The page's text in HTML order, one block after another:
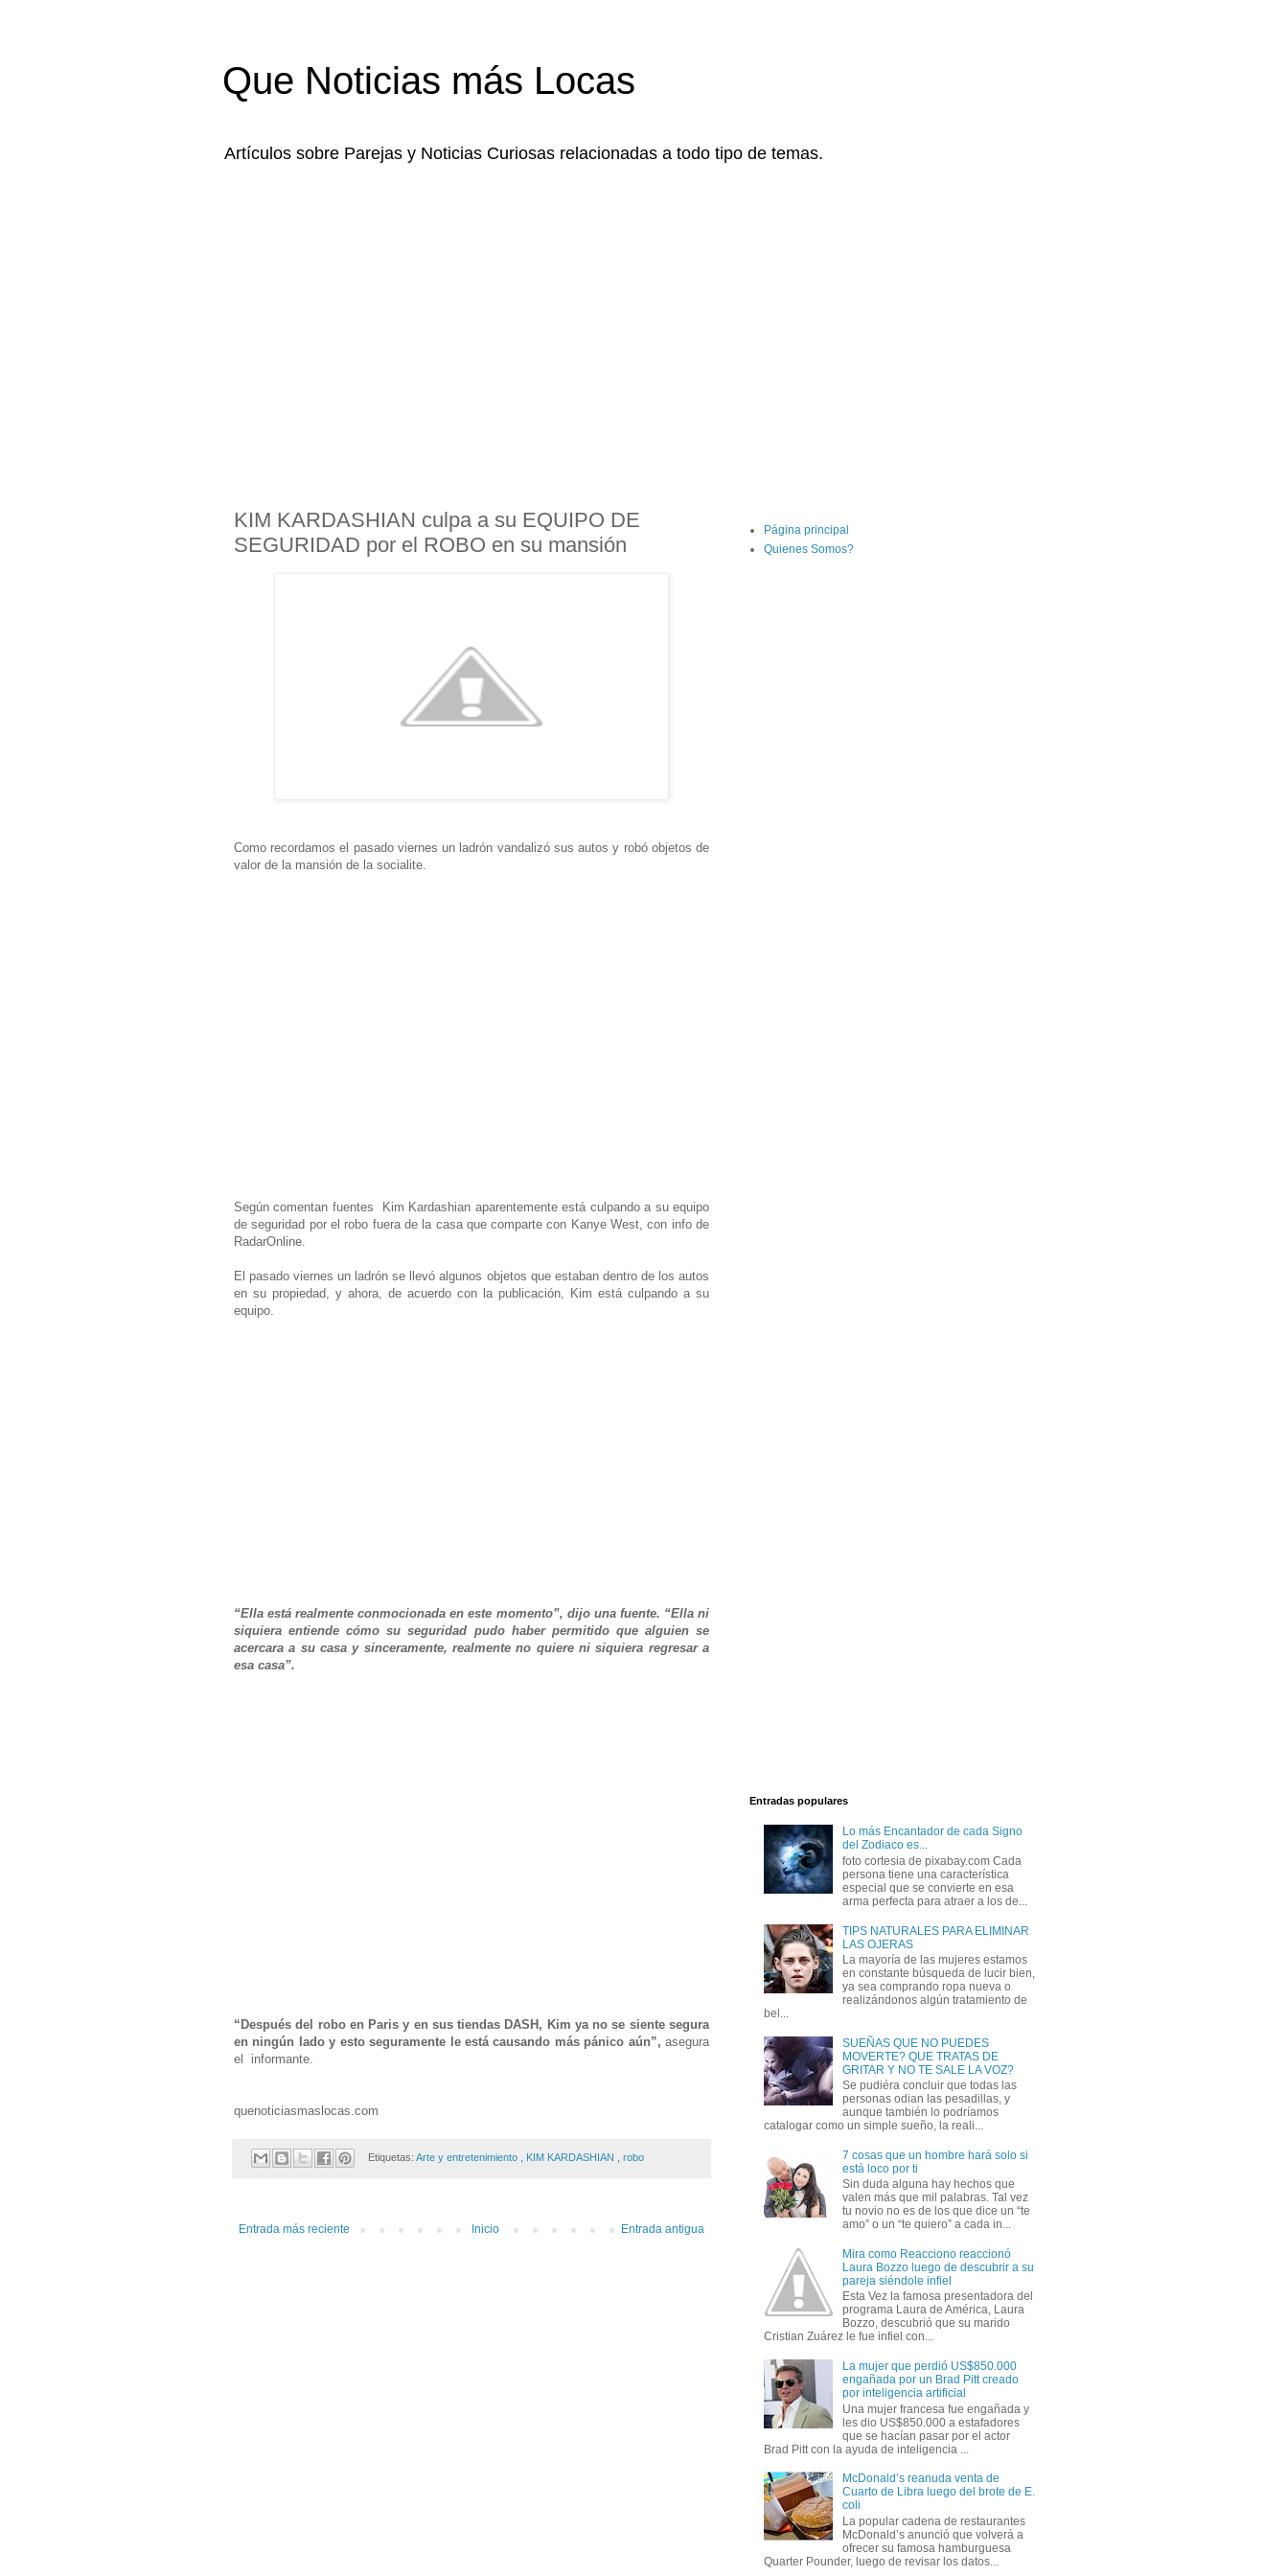
Que Noticias más Locas
Artículos sobre Parejas y Noticias Curiosas relacionadas a todo tipo de temas.
KIM KARDASHIAN culpa a su EQUIPO DE
SEGURIDAD por el ROBO en su mansión
Como recordamos el pasado viernes un ladrón vandalizó sus autos y robó objetos de
valor de la mansión de la socialite.
Según comentan fuentes Kim Kardashian aparentemente está culpando a su equipo
de seguridad por el robo fuera de la casa que comparte con Kanye West, con info de
RadarOnline.
El pasado viernes un ladrón se llevó algunos objetos que estaban dentro de los autos
en su propiedad, y ahora, de acuerdo con la publicación, Kim está culpando a su
equipo.
“Ella está realmente conmocionada en este momento”, dijo una fuente. “Ella ni
siquiera entiende cómo su seguridad pudo haber permitido que alguien se
acercara a su casa y sinceramente, realmente no quiere ni siquiera regresar a
esa casa”.
“Después del robo en Paris y en sus tiendas DASH, Kim ya no se siente segura
en ningún lado y esto seguramente le está causando más pánico aún”, asegura
el informante.
quenoticiasmaslocas.com
Etiquetas: Arte y entretenimiento KIM KARDASHIAN robo
Entrada más reciente Entrada antigua
Inicio
Página principal
Quienes Somos?
Entradas populares
Lo más Encantador de cada Signo
del Zodiaco es...
foto cortesia de pixabay.com Cada
persona tiene una característica
especial que se convierte en esa
arma perfecta para atraer a los de...
TIPS NATURALES PARA ELIMINAR
LAS OJERAS
La mayoría de las mujeres estamos
en constante búsqueda de lucir bien,
ya sea comprando ropa nueva o
realizándonos algún tratamiento de
bel...
SUEÑAS QUE NO PUEDES
MOVERTE? QUE TRATAS DE
GRITAR Y NO TE SALE LA VOZ?
Se pudiéra concluir que todas las
personas odian las pesadillas, y
aunque también lo podríamos
catalogar como un simple sueño, la reali...
7 cosas que un hombre hará solo si
está loco por ti
Sin duda alguna hay hechos que
valen más que mil palabras. Tal vez
tu novio no es de los que dice un “te
amo” o un “te quiero” a cada in...
Mira como Reacciono reaccionó
Laura Bozzo luego de descubrir a su
pareja siéndole infiel
Esta Vez la famosa presentadora del
programa Laura de América, Laura
Bozzo, descubrió que su marido
Cristian Zuárez le fue infiel con...
La mujer que perdió US$850.000
engañada por un Brad Pitt creado
por inteligencia artificial
Una mujer francesa fue engañada y
les dio US$850.000 a estafadores
que se hacían pasar por el actor
Brad Pitt con la ayuda de inteligencia ...
McDonald’s reanuda venta de
Cuarto de Libra luego del brote de E.
coli
La popular cadena de restaurantes
McDonald’s anunció que volverá a
ofrecer su famosa hamburguesa
Quarter Pounder, luego de revisar los datos...